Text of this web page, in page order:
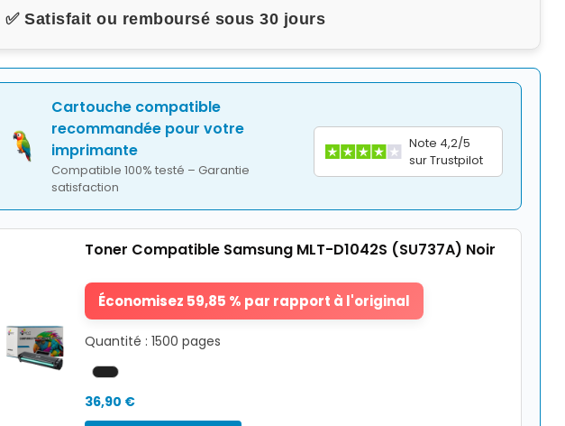
✅ Satisfait ou remboursé sous 30 jours
Cartouche compatible
recommandée pour votre
imprimante
Compatible 100% testé – Garantie
satisfaction
Note 4,2/5
sur Trustpilot
Toner Compatible Samsung MLT-D1042S (SU737A) Noir
Économisez 59,85 % par rapport à l'original
Quantité : 1500 pages
36,90 €